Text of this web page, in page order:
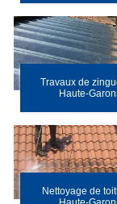
Travaux de
Haute-
Nettoyage de